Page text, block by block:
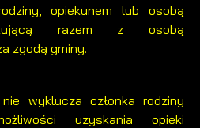
opiekunem lub osobą
razem z osobą
zgodą gminy.
wyklucza członka rodziny
uzyskania opieki